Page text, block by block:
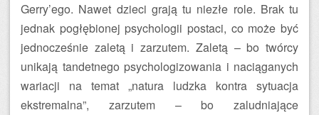
Gerry’ego. Nawet dzieci grają tu niezłe role. Brak tu
jednak pogłębionej psychologii postaci, co może być
jednocześnie zaletą i zarzutem. Zaletą – bo twórcy
unikają tandetnego psychologizowania i naciąganych
wariacji na temat „natura ludzka kontra sytuacja
ekstremalna”, zarzutem – bo zaludniające